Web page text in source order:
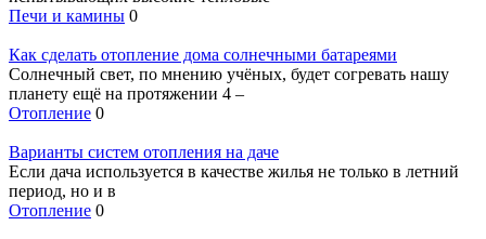
Печи и камины 0
Как сделать отопление дома солнечными батареями
Солнечный свет, по мнению учёных, будет согревать нашу
планету ещё на протяжении 4 –
Отопление 0
Варианты систем отопления на даче
Если дача используется в качестве жилья не только в летний
период, но и в
Отопление 0